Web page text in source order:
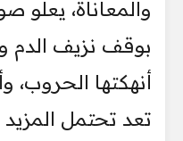
والمعاناة، يعلو
بوقف نزيف الدم
أنهكتها الحروب،
تعد تحتمل